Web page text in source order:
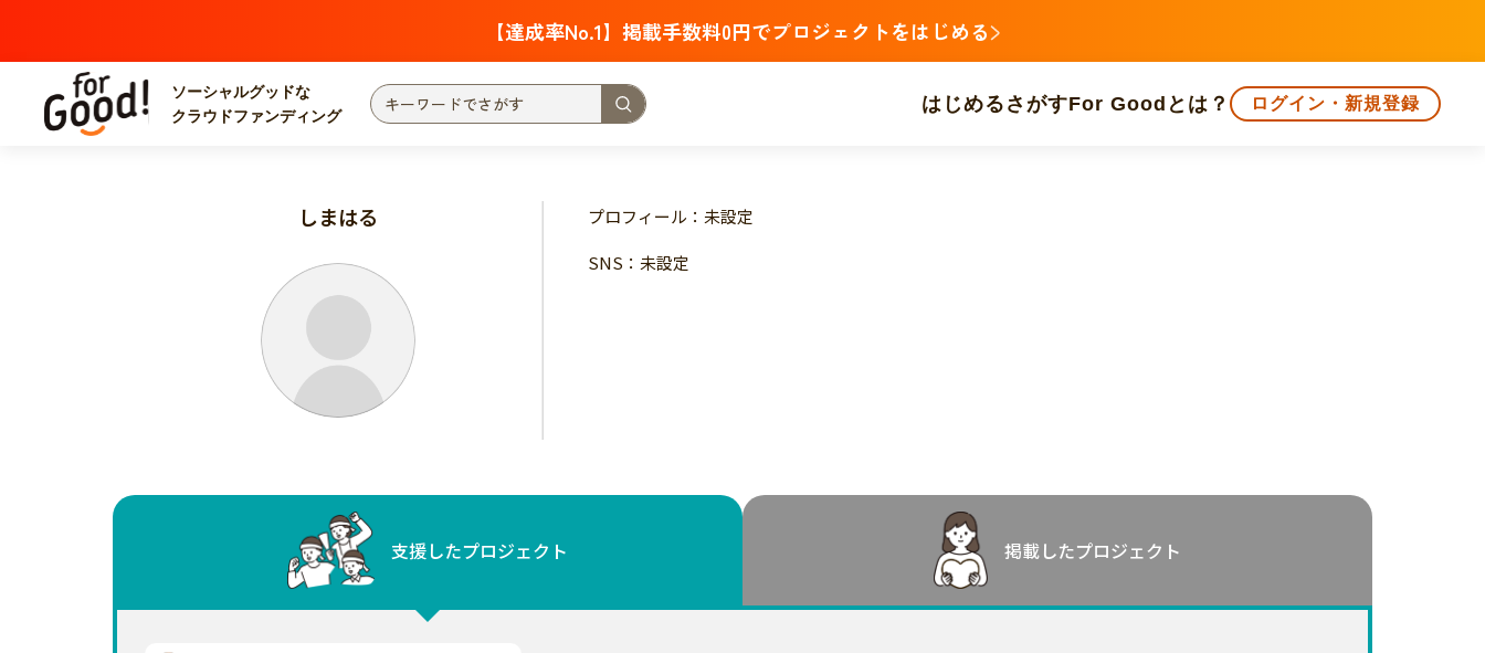
【達成率No.1】掲載手数料0円でプロジェクトをはじめる
ソーシャルグッドな
クラウドファンディング
はじめる さがすFor Goodとは？ ログイン・新規登録
注目 支援金額が多い 支援人数が多い
国際協力 子ども・教育
災害
北海道・東北
関東
新潟
中国
四国
九州・沖縄 福岡 佐賀 長崎 熊本 大分 宮崎 鹿児島 沖縄
しまはる
プロフィール：未設定
SNS：未設定
支援したプロジェクト 掲載したプロジェクト